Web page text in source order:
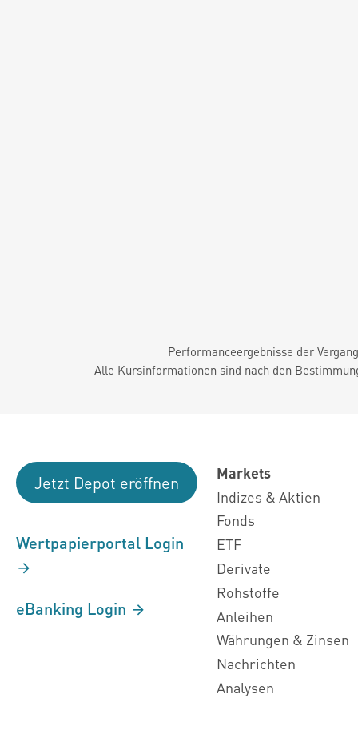
Performanceergebnisse der
Alle Kursinformationen sind nach den
Jetzt Depot eröffnen
Wertpapierportal Login
eBanking Login
Markets
Indizes & Aktien
Fonds
ETF
Derivate
Rohstoffe
Anleihen
Währungen & Zinsen
Nachrichten
Analysen